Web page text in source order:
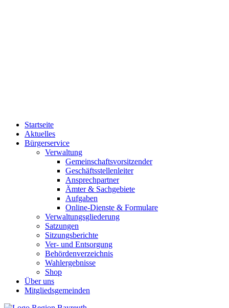
Startseite
Aktuelles
Bürgerservice
Verwaltung
Gemeinschaftsvorsitzender
Geschäftsstellenleiter
Ansprechpartner
Ämter & Sachgebiete
Aufgaben
Online-Dienste & Formulare
Verwaltungsgliederung
Satzungen
Sitzungsberichte
Ver- und Entsorgung
Behördenverzeichnis
Wahlergebnisse
Shop
Über uns
Mitgliedsgemeinden